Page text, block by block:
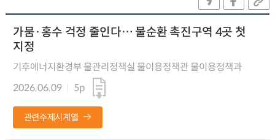
가뭄·홍수 걱정 줄인다… 물순환 촉진구역 4곳 첫
지정
기후에너지환경부 물관리정책실 물이용정책관 물이용정책과
2026.06.09
5p
관련주제시계열